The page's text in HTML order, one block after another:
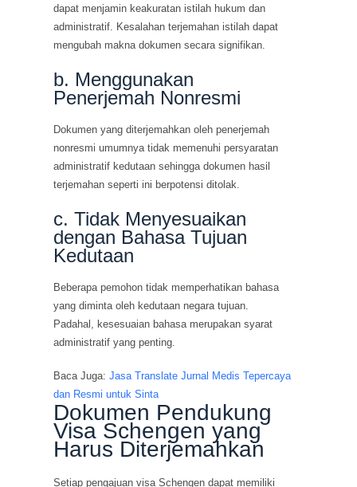
dapat menjamin keakuratan istilah hukum dan
administratif. Kesalahan terjemahan istilah dapat
mengubah makna dokumen secara signifikan.
b. Menggunakan
Penerjemah Nonresmi
Dokumen yang diterjemahkan oleh penerjemah
nonresmi umumnya tidak memenuhi persyaratan
administratif kedutaan sehingga dokumen hasil
terjemahan seperti ini berpotensi ditolak.
c. Tidak Menyesuaikan
dengan Bahasa Tujuan
Kedutaan
Beberapa pemohon tidak memperhatikan bahasa
yang diminta oleh kedutaan negara tujuan.
Padahal, kesesuaian bahasa merupakan syarat
administratif yang penting.
Baca Juga:Jasa Translate Jurnal Medis Tepercaya
dan Resmi untuk Sinta
Dokumen Pendukung
Visa Schengen yang
Harus Diterjemahkan
Setiap pengajuan visa Schengen dapat memiliki